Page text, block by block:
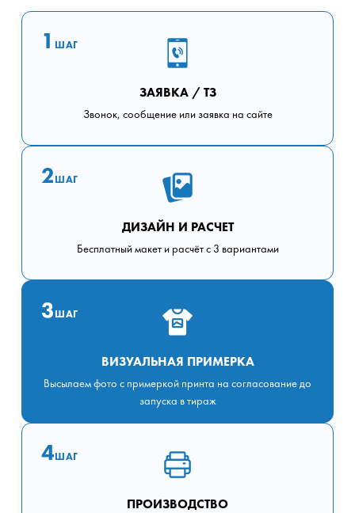
1 ШАГ
ЗАЯВКА / ТЗ
Звонок, сообщение или заявка на сайте
2ШАГ
ДИЗАЙН И РАСЧЕТ
Бесплатный макет и расчёт с 3 вариантами
3ШАГ
ВИЗУАЛЬНАЯ ПРИМЕРКА
Высылаем фото с примеркой принта на согласование до
запуска в тираж
4ШАГ
ПРОИЗВОДСТВО